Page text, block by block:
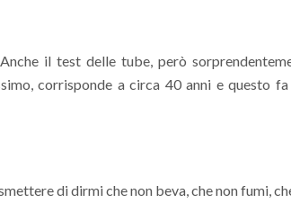
il test delle tube, però
corrisponde a circa 40 anni e questo
di dirmi che non beva, che non fumi,